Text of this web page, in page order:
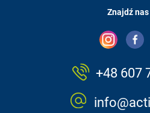
Znajdź nas
+48 607